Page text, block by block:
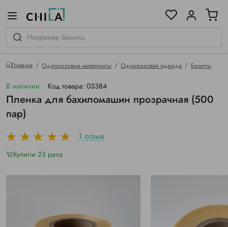
Главная Одноразовые материалы Одноразовая одежда Бахилы
В наличии Код товара: 03384
Пленка для бахиломашин прозрачная (500
пар)
1 отзыв
Купили 23 раза
гамме